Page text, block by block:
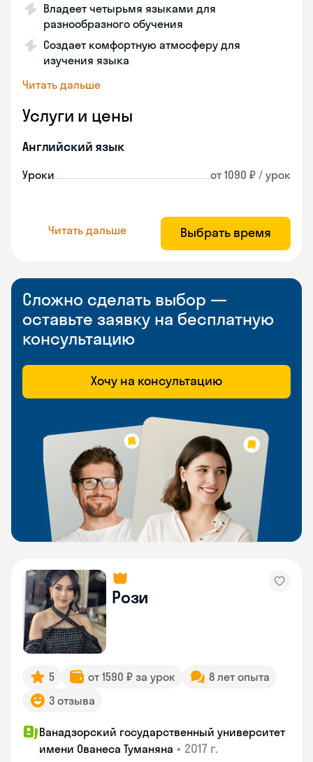
Владеет четырьмя языками для
разнообразного обучения
Создает комфортную атмосферу для
изучения языка
Читать дальше
Услуги и цены
Английский язык
Уроки от 1090 ₽ / урок
Читать дальше Выбрать время
Сложно сделать выбор —
оставьте заявку на бесплатную
консультацию
Хочу на консультацию
Рози
5 от 1590 ₽ за урок
8 лет опыта
3 отзыва
Ванадзорский государственный университет
имени Ованеса Туманяна • 2017 г.